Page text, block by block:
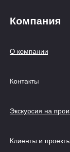
Компания
О компании
Контакты
Экскурсия на
Клиенты и проекты